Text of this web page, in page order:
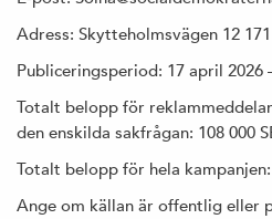
Adress: Skytteholmsvägen 12
Publiceringsperiod: 17 april 2026
Totalt belopp för
den enskilda sakfrågan: 108 000
Totalt belopp för hela kampanjen:
Ange om källan är offentlig eller